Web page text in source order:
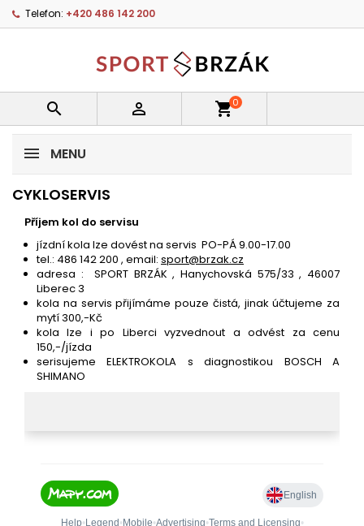
Telefon: +420 486 142 200
  shopping_cart0
MENU
CYKLOSERVIS
Příjem kol do servisu
jízdní kola lze dovést na servis PO-PÁ 9.00-17.00
tel.: 486 142 200 , email: sport@brzak.cz
adresa : SPORT BRZÁK , Hanychovská 575/33 , 46007
Liberec 3
kola na servis přijímáme pouze čistá, jinak účtujeme za
mytí 300,-Kč
kola lze i po Liberci vyzvednout a odvést za cenu
150,-/jízda
serisujeme ELEKTROKOLA s diagnostikou BOSCH A
SHIMANO